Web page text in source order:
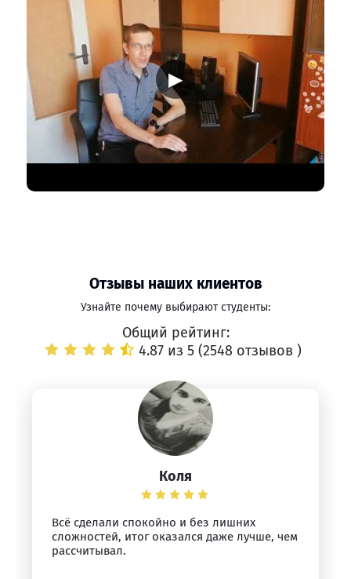
▶
Отзывы наших клиентов
Узнайте почему выбирают студенты:
Общий рейтинг:
4.87 из 5 (2548 отзывов )
Коля
Всё сделали спокойно и без лишних
сложностей, итог оказался даже лучше, чем
рассчитывал.